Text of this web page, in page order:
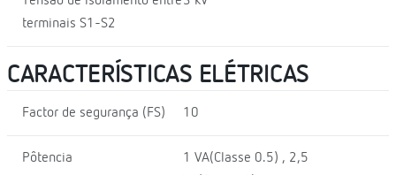
terminais S1-S2
CARACTERÍSTICAS ELÉTRICAS
Factor de segurança (FS) 10
Pôtencia
1 VA(Classe 0.5) , 2,5